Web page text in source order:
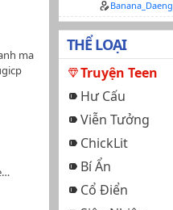
Fujio
kinh
cao
với
hát
tốt
ma
Banana_Daeng
THỂ LOẠI
Truyện Teen
Hư Cấu
Viễn Tưởng
ChickLit
Bí Ẩn
Cổ Điển